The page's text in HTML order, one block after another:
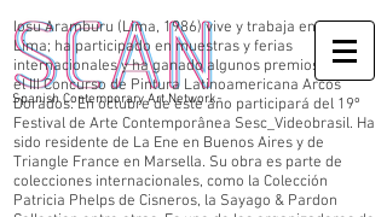
Spanish Contemporary Art Network
Iosu Aramburu (Lima, 1986) vive y trabaja en y desde
Lima; ha participado en muestras y ferias
internacionales y ha ganado algunos premios como
el III Concurso de Pintura Latinoamericana Arcos
Dorados. En octubre de este año participará del 19º
Festival de Arte Contemporânea Sesc_Videobrasil. Ha
sido residente de La Ene en Buenos Aires y de
Triangle France en Marsella. Su obra es parte de
colecciones internacionales, como la Colección
Patricia Phelps de Cisneros, la Sayago & Pardon